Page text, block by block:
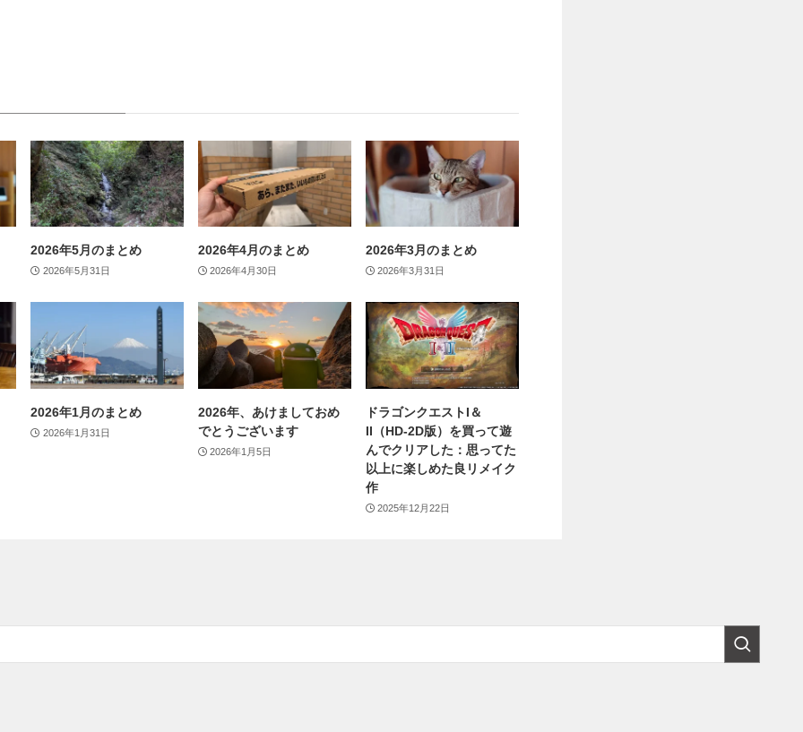
2026年5月のまとめ
2026年5月31日
2026年4月のまとめ
2026年4月30日
2026年3月のまとめ
2026年3月31日
2026年1月のまとめ
2026年1月31日
2026年、あけましておめ
でとうございます
2026年1月5日
ドラゴンクエストI＆
II（HD-2D版）を買って遊
んでクリアした：思ってた
以上に楽しめた良リメイク
作
2025年12月22日